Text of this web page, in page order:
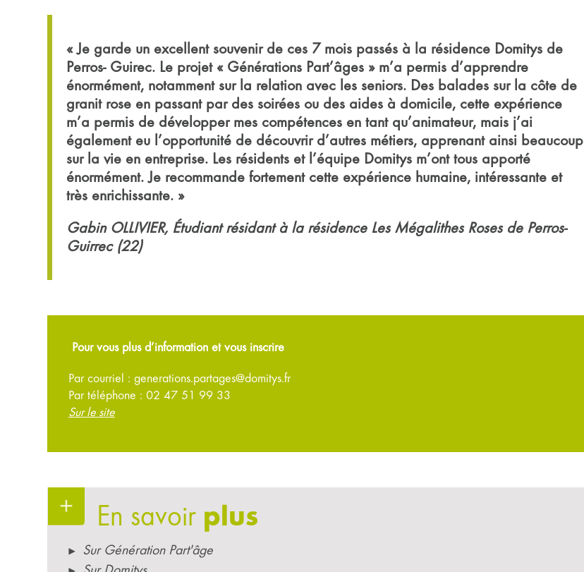
« Je garde un excellent souvenir de ces 7 mois passés à la résidence Domitys de
Perros- Guirec. Le projet « Générations Part’âges » m’a permis d’apprendre
énormément, notamment sur la relation avec les seniors. Des balades sur la côte de
granit rose en passant par des soirées ou des aides à domicile, cette expérience
m’a permis de développer mes compétences en tant qu’animateur, mais j’ai
également eu l’opportunité de découvrir d’autres métiers, apprenant ainsi beaucoup
sur la vie en entreprise. Les résidents et l’équipe Domitys m’ont tous apporté
énormément. Je recommande fortement cette expérience humaine, intéressante et
très enrichissante. »
Gabin OLLIVIER, Étudiant résidant à la résidence Les Mégalithes Roses de Perros-
Guirrec (22)
Pour vous plus d’information et vous inscrire
Par courriel : generations.partages@domitys.fr
Par téléphone : 02 47 51 99 33
Sur le site
En savoir plus
Sur Génération Part'âge